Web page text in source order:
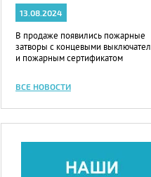
13.08.2024
В продаже появились пожарные
затворы с концевыми
и пожарным сертификатом
ВСЕ НОВОСТИ